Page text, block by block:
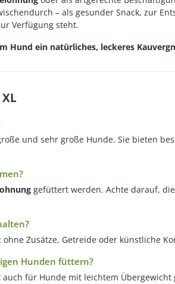
– als gesunder Snack, zur
Verfügung steht.
Hund ein natürliches, leckeres
und sehr große Hunde. Sie bieten
gefüttert werden. Achte darauf,
ohne Zusätze, Getreide oder künstliche
Hunden füttern?
für Hunde mit leichtem Übergewicht